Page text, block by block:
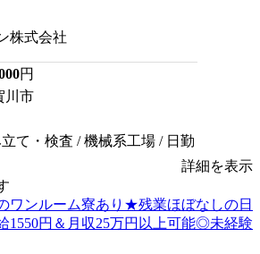
株式会社
円
川市
て・検査 / 機械系工場 / 日勤
詳細を表示